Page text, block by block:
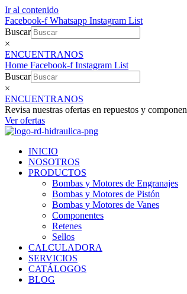
Ir al contenido
Facebook-f Whatsapp Instagram List
Buscar
×
ENCUENTRANOS
Home Facebook-f Instagram List
Buscar
×
ENCUENTRANOS
Revisa nuestras ofertas en repuestos y
Ver ofertas
INICIO
NOSOTROS
PRODUCTOS
Bombas y Motores de Engranajes
Bombas y Motores de Pistón
Bombas y Motores de Vanes
Componentes
Retenes
Sellos
CALCULADORA
SERVICIOS
CATÁLOGOS
BLOG